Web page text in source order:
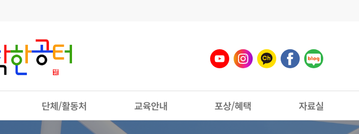
단체/활동처 교육안내 포상/혜택 자료실